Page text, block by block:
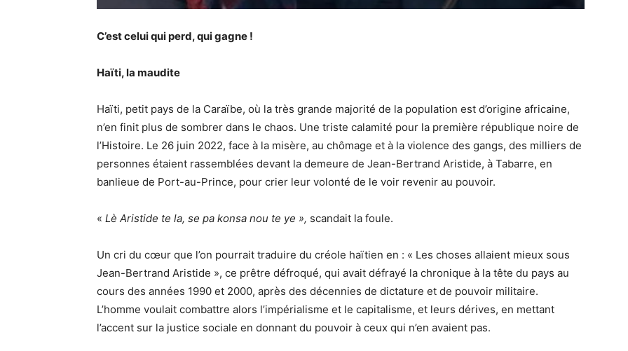
C’est celui qui perd, qui gagne !
Haïti, la maudite
Haïti, petit pays de la Caraïbe, où la très grande majorité de la population est d’origine africaine,
n’en finit plus de sombrer dans le chaos. Une triste calamité pour la première république noire de
l’Histoire. Le 26 juin 2022, face à la misère, au chômage et à la violence des gangs, des milliers de
personnes étaient rassemblées devant la demeure de Jean-Bertrand Aristide, à Tabarre, en
banlieue de Port-au-Prince, pour crier leur volonté de le voir revenir au pouvoir.
« Lè Aristide te la, se pa konsa nou te ye », scandait la foule.
Un cri du cœur que l’on pourrait traduire du créole haïtien en : « Les choses allaient mieux sous
Jean-Bertrand Aristide », ce prêtre défroqué, qui avait défrayé la chronique à la tête du pays au
cours des années 1990 et 2000, après des décennies de dictature et de pouvoir militaire.
L’homme voulait combattre alors l’impérialisme et le capitalisme, et leurs dérives, en mettant
l’accent sur la justice sociale en donnant du pouvoir à ceux qui n’en avaient pas.